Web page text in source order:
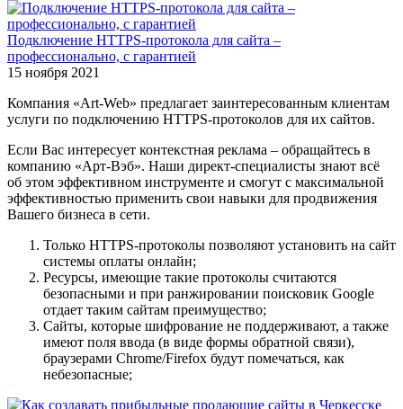
Подключение HTTPS-протокола для сайта –
профессионально, с гарантией
15 ноября 2021
Компания «Art-Web» предлагает заинтересованным клиентам
услуги по подключению HTTPS-протоколов для их сайтов.
Если Вас интересует контекстная реклама – обращайтесь в
компанию «Арт-Вэб». Наши директ-специалисты знают всё
об этом эффективном инструменте и смогут с максимальной
эффективностью применить свои навыки для продвижения
Вашего бизнеса в сети.
Только HTTPS-протоколы позволяют установить на сайт
системы оплаты онлайн;
Ресурсы, имеющие такие протоколы считаются
безопасными и при ранжировании поисковик Google
отдает таким сайтам преимущество;
Сайты, которые шифрование не поддерживают, а также
имеют поля ввода (в виде формы обратной связи),
браузерами Chrome/Firefox будут помечаться, как
небезопасные;